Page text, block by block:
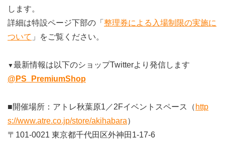
します。
詳細は特設ページ下部の「 整理券による入場制限の実施に
ついて 」をご覧ください。
▼最新情報は以下のショップTwitterより発信します
@PS_PremiumShop
■開催場所：アトレ秋葉原1／2Fイベントスペース（ http
s://www.atre.co.jp/store/akihabara）
〒101-0021 東京都千代田区外神田1-17-6